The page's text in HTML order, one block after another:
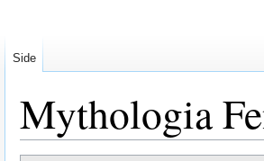
Mythologia
Side